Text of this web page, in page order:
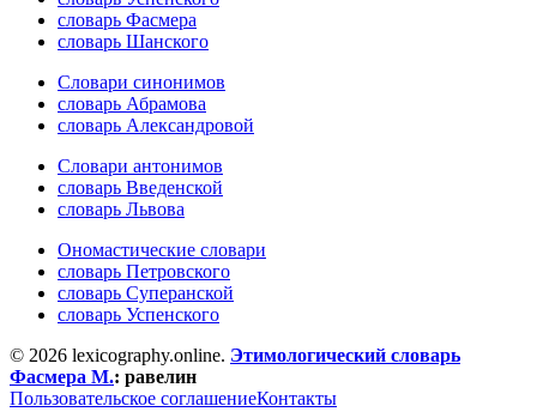
словарь Фасмера
словарь Шанского
Словари синонимов
словарь Абрамова
словарь Александровой
Словари антонимов
словарь Введенской
словарь Львова
Ономастические словари
словарь Петровского
словарь Суперанской
словарь Успенского
© 2026 lexicography.online. Этимологический словарь
Фасмера М.: равелин
Пользовательское соглашениеКонтакты